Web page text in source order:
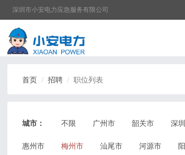
深圳市小安电力应急服务有限公司
首页 招聘 职位列表
城市： 不限 广州市 韶关市 深
惠州市 梅州市 汕尾市 河源市